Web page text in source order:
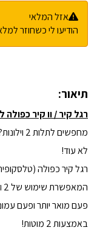
אזל המלאי
הודיעו לי כשחוזר
תיאור:
רגל קיר / וו קיר כפולה
מחפשים
לא עוד!
רגל קיר כפולה (טלסקופית)
המאפשרת שימוש של 2 וילונות ב2 מוטות שונים, באזור אחד!
באמצעות 2 מוטות!